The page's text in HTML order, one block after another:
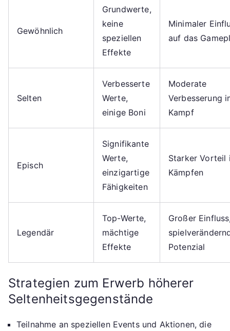
Gewöhnlich
Grundwerte,
keine
speziellen
Effekte
Minimaler
auf das
Selten
Verbesserte
Werte,
einige Boni
Moderate
Verbesserung
Kampf
Episch
Signifikante
Werte,
einzigartige
Fähigkeiten
Starker Vorteil
Kämpfen
Legendär
Top-Werte,
mächtige
Effekte
Großer
Potenzial
Strategien zum Erwerb höherer
Seltenheitsgegenstände
Teilnahme an speziellen Events und Aktionen, die